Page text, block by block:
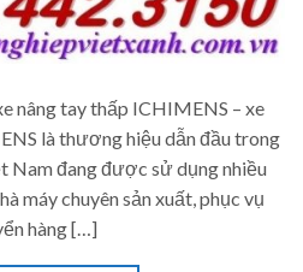
nâng tay thấp ICHIMENS – xe
là thương hiệu dẫn đầu trong
Nam đang được sử dụng nhiều
máy chuyên sản xuất, phục vụ
hàng […]